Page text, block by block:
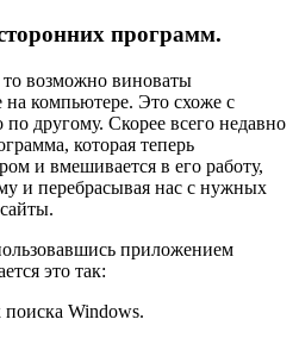
программ.
то возможно виноваты
компьютере. Это схоже с
другому. Скорее всего недавно
которая теперь
и вмешивается в его работу,
и перебрасывая нас с нужных
приложением
это так:
Windows.